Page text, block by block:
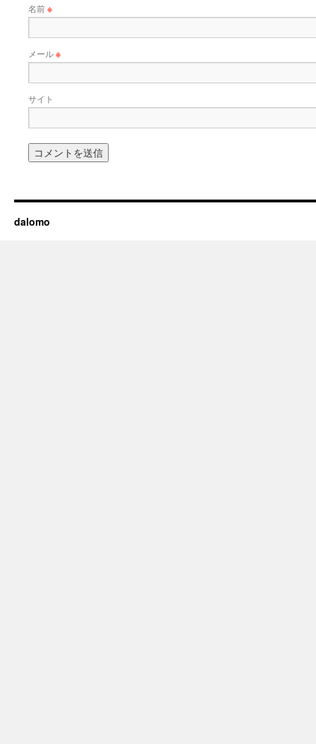
名前※
メール※
サイト
dalomo